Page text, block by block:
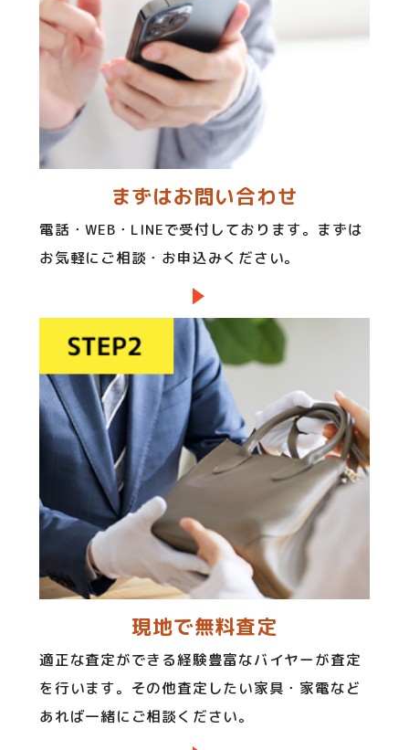
まずはお問い合わせ
電話・WEB・LINEで受付しております。まずは
お気軽にご相談・お申込みください。
現地で無料査定
適正な査定ができる経験豊富なバイヤーが査定
を行います。その他査定したい家具・家電など
あれば一緒にご相談ください。